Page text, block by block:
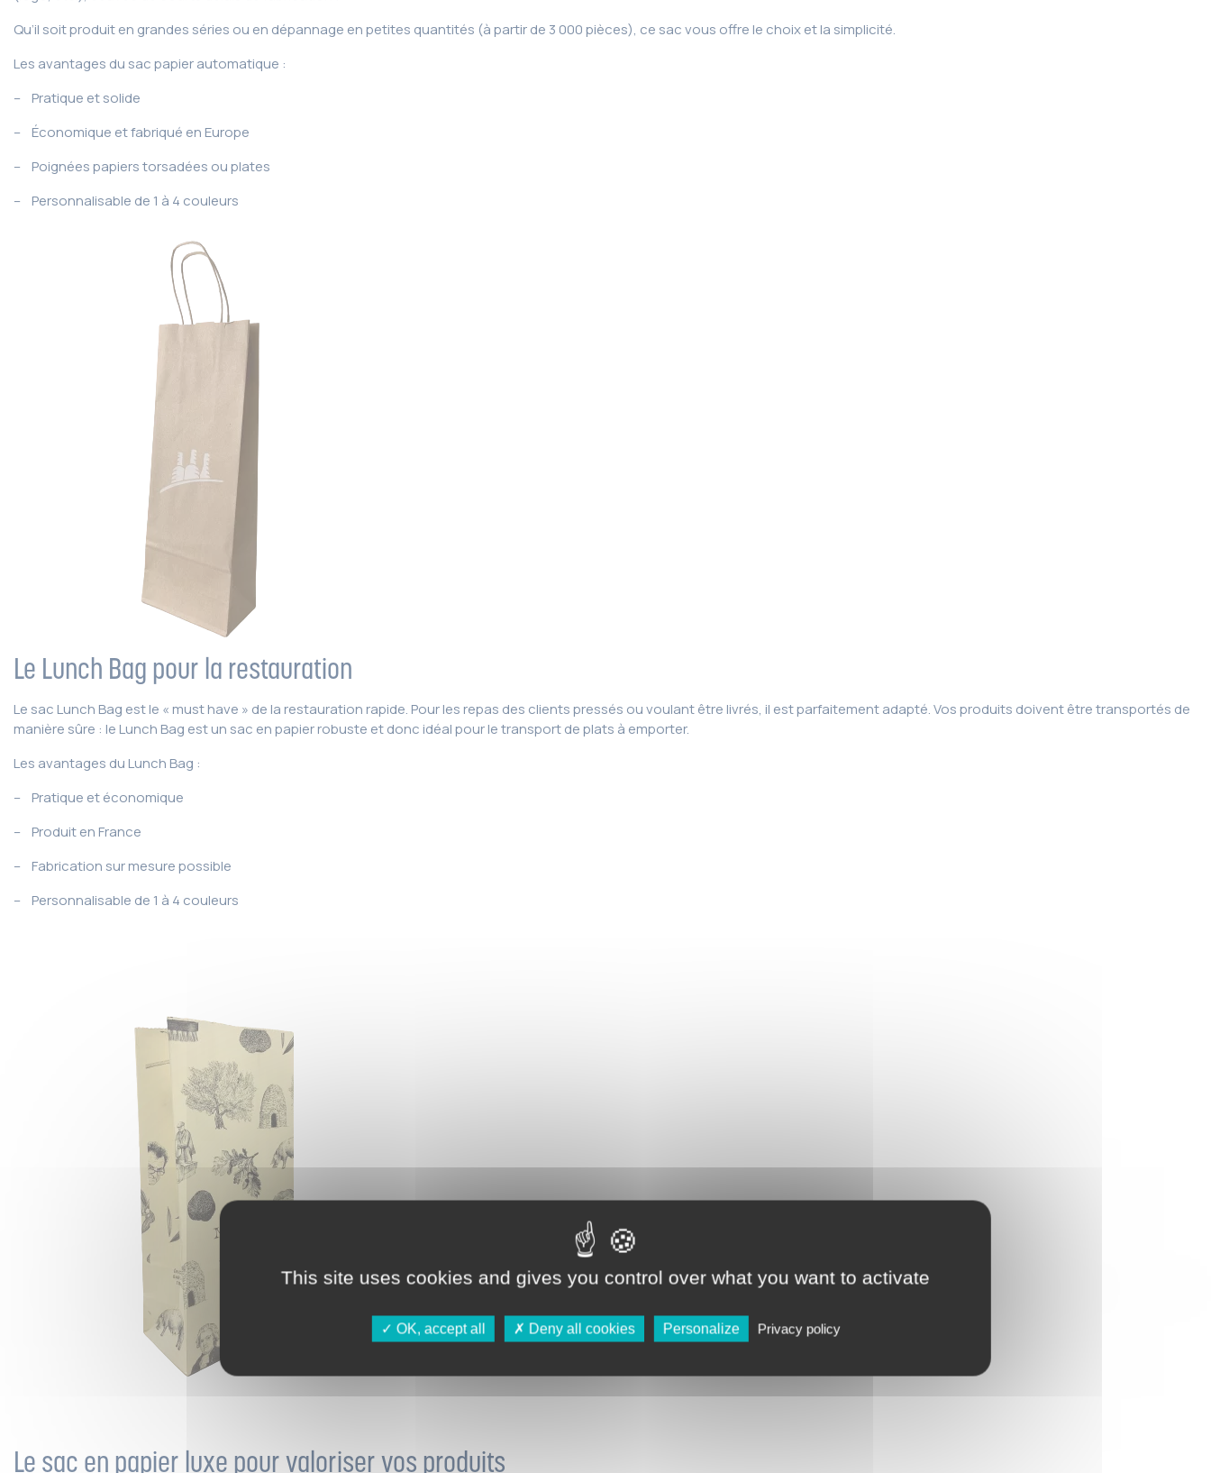
Qu’il soit produit en grandes séries ou en dépannage en petites quantités (à partir de 3 000 pièces), ce sac vous offre le choix et la simplicité.
Les avantages du sac papier automatique :
– Pratique et solide
– Économique et fabriqué en Europe
– Poignées papiers torsadées ou plates
– Personnalisable de 1 à 4 couleurs
Le Lunch Bag pour la restauration
Le sac Lunch Bag est le « must have » de la restauration rapide. Pour les repas des clients pressés ou voulant être livrés, il est parfaitement adapté. Vos produits doivent être transportés de
manière sûre : le Lunch Bag est un sac en papier robuste et donc idéal pour le transport de plats à emporter.
Les avantages du Lunch Bag :
– Pratique et économique
– Produit en France
– Fabrication sur mesure possible
– Personnalisable de 1 à 4 couleurs
Le sac en papier luxe pour valoriser vos produits
This site uses cookies and gives you control over what you want to activate
OK, accept all Deny all cookies Personalize Privacy policy